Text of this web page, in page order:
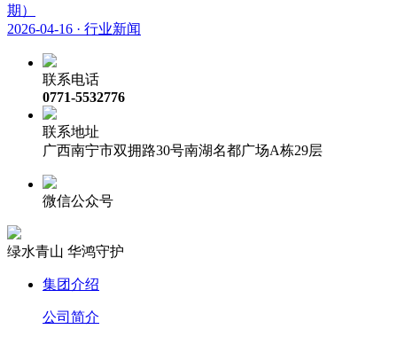
期）
2026-04-16 · 行业新闻
联系电话
0771-5532776
联系地址
广西南宁市双拥路30号南湖名都广场A栋29层
微信公众号
绿水青山 华鸿守护
集团介绍
公司简介